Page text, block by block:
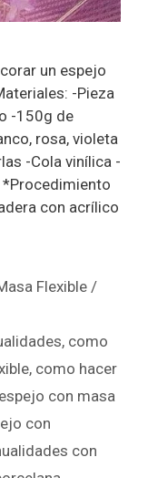
un espejo
-Pieza
-150g de
rosa, violeta
-Cola vinílica -
*Procedimiento
con acrílico
Flexible /
, como
, como hacer
espejo con masa
con
con